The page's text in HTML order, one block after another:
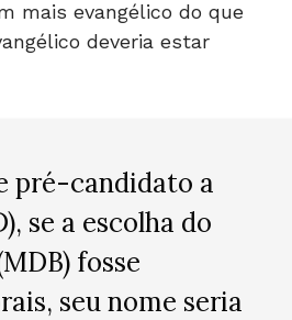
mais evangélico do que
deveria estar
pré-candidato a
se a escolha do
fosse
seu nome seria